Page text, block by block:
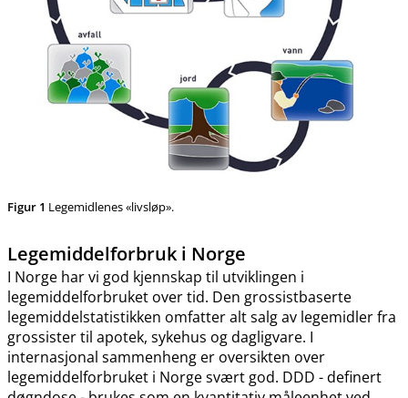
Figur 1 Legemidlenes «livsløp».
Legemiddelforbruk i Norge
I Norge har vi god kjennskap til utviklingen i
legemiddelforbruket over tid. Den grossistbaserte
legemiddelstatistikken omfatter alt salg av legemidler fra
grossister til apotek, sykehus og dagligvare. I
internasjonal sammenheng er oversikten over
legemiddelforbruket i Norge svært god. DDD - definert